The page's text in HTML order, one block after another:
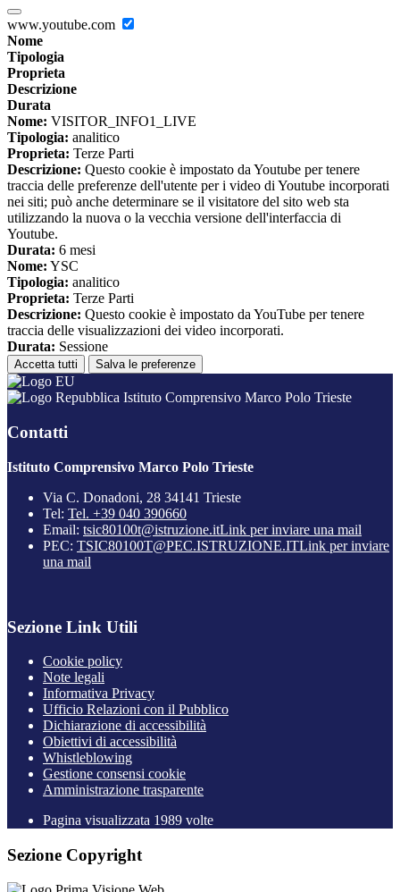
www.youtube.com
Nome
Tipologia
Proprieta
Descrizione
Durata
Nome: VISITOR_INFO1_LIVE
Tipologia: analitico
Proprieta: Terze Parti
Descrizione: Questo cookie è impostato da Youtube per tenere
traccia delle preferenze dell'utente per i video di Youtube incorporati
nei siti; può anche determinare se il visitatore del sito web sta
utilizzando la nuova o la vecchia versione dell'interfaccia di
Youtube.
Durata: 6 mesi
Nome: YSC
Tipologia: analitico
Proprieta: Terze Parti
Descrizione: Questo cookie è impostato da YouTube per tenere
traccia delle visualizzazioni dei video incorporati.
Durata: Sessione
Accetta tutti Salva le preferenze
Istituto Comprensivo Marco Polo Trieste
Contatti
Istituto Comprensivo Marco Polo Trieste
Via C. Donadoni, 28 34141 Trieste
Tel: Tel. +39 040 390660
Email: tsic80100t@istruzione.itLink per inviare una mail
PEC: TSIC80100T@PEC.ISTRUZIONE.ITLink per inviare
una mail
Sezione Link Utili
Cookie policy
Note legali
Informativa Privacy
Ufficio Relazioni con il Pubblico
Dichiarazione di accessibilità
Obiettivi di accessibilità
Whistleblowing
Gestione consensi cookie
Amministrazione trasparente
Pagina visualizzata 1989 volte
Sezione Copyright